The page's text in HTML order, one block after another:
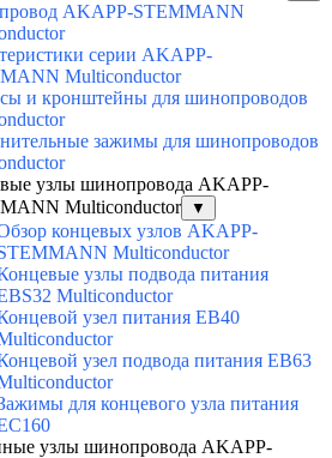
AKAPP-STEMMANN
серии AKAPP-
Multiconductor
и кронштейны для шинопроводов
зажимы для шинопроводов
узлы шинопровода AKAPP-
Multiconductor
▼
концевых узлов AKAPP-
Multiconductor
узлы подвода питания
Multiconductor
узел питания EB40
узел подвода питания EB63
для концевого узла питания
узлы шинопровода AKAPP-